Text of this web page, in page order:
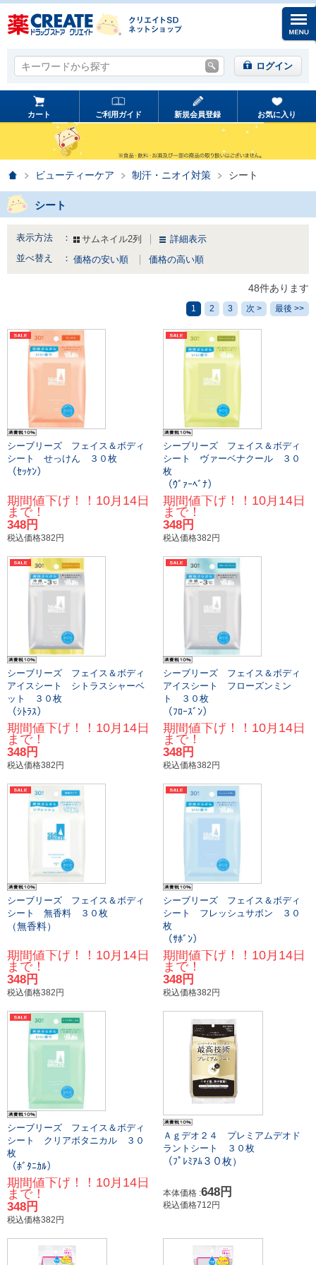
キーワードから探す
キーワードから探す ログイン
カート ご利用ガイド 新規会員登録 お気に入り
ホームビューティーケア 制汗・ニオイ対策 シート
シート
表示方法 ： サムネイル2列
詳細表示
並べ替え ： 価格の安い順 価格の高い順
48件あります
1 2 3 次 > 最後 >>
シーブリーズ フェイス＆ボディ
シート せっけん ３０枚
（ｾｯｹﾝ）
期間値下げ！！10月14日
まで！
348円
税込価格382円
シーブリーズ フェイス＆ボディ
シート ヴァーベナクール ３０
枚
（ｳﾞｧｰﾍﾞﾅ）
期間値下げ！！10月14日
まで！
348円
税込価格382円
シーブリーズ フェイス＆ボディ
アイスシート シトラスシャーベ
ット ３０枚
（ｼﾄﾗｽ）
期間値下げ！！10月14日
まで！
348円
税込価格382円
シーブリーズ フェイス＆ボディ
アイスシート フローズンミン
ト ３０枚
（ﾌﾛｰｽﾞﾝ）
期間値下げ！！10月14日
まで！
348円
税込価格382円
シーブリーズ フェイス＆ボディ
シート 無香料 ３０枚
（無香料）
期間値下げ！！10月14日
まで！
348円
税込価格382円
シーブリーズ フェイス＆ボディ
シート フレッシュサボン ３０
枚
（ｻﾎﾞﾝ）
期間値下げ！！10月14日
まで！
348円
税込価格382円
シーブリーズ フェイス＆ボディ
シート クリアボタニカル ３０
枚
（ﾎﾞﾀﾆｶﾙ）
期間値下げ！！10月14日
まで！
348円
税込価格382円
Ａｇデオ２４ プレミアムデオド
ラントシート ３０枚
（ﾌﾟﾚﾐｱﾑ３０枚）
本体価格 :648円
税込価格712円